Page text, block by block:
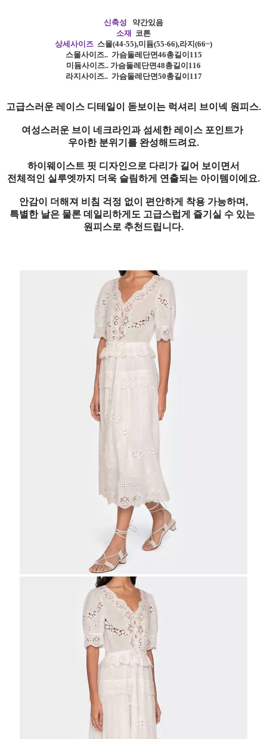
신축성
약간있음
소재 코튼
상세사이즈 스몰(44-55),미듐(55-66),라지 (66~)
스몰사이즈.. 가슴둘레단면46총길이115
미듐사이즈.. 가슴둘레단면48총길이116
라지사이즈.. 가슴둘레단면50총길이117
고급스러운 레이스 디테일이 돋보이는 럭셔리 브이넥 원피스.
여성스러운 브이 네크라인과 섬세한 레이스 포인트가
우아한 분위기를 완성해드려요.
하이웨이스트 핏 디자인으로 다리가 길어 보이면서
전체적인 실루엣까지 더욱 슬림하게 연출되는 아이템이에요.
안감이 더해져 비침 걱정 없이 편안하게 착용 가능하며,
특별한 날은 물론 데일리하게도 고급스럽게 즐기실 수 있는
원피스로 추천드립니다.